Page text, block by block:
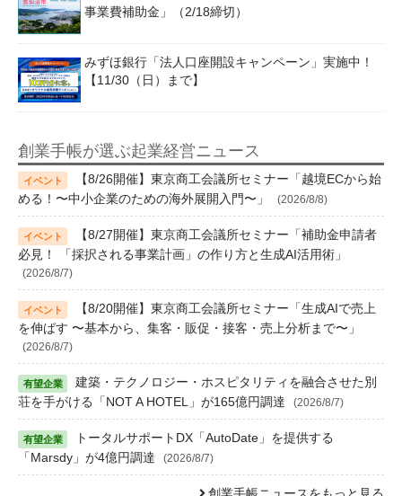
事業費補助金」（2/18締切）
みずほ銀行「法人口座開設キャンペーン」実施中！
【11/30（日）まで】
創業手帳が選ぶ起業経営ニュース
【8/26開催】東京商工会議所セミナー「越境ECから始
める！〜中小企業のための海外展開入門〜」
(2026/8/8)
【8/27開催】東京商工会議所セミナー「補助金申請者
必見！ 「採択される事業計画」の作り方と生成AI活用術」
(2026/8/7)
【8/20開催】東京商工会議所セミナー「生成AIで売上
を伸ばす 〜基本から、集客・販促・接客・売上分析まで〜」
(2026/8/7)
建築・テクノロジー・ホスピタリティを融合させた別
荘を手がける「NOT A HOTEL」が165億円調達
(2026/8/7)
トータルサポートDX「AutoDate」を提供する
「Marsdy」が4億円調達
(2026/8/7)